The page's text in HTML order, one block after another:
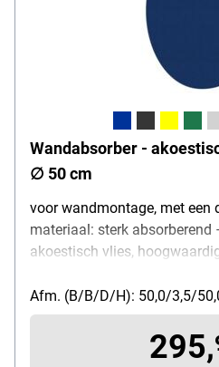
Wandabsorber -
∅ 50 cm
voor wandmontage, met een
materiaal: sterk absorberend
akoestisch vlies,
Afm. (B/B/D/H): 50,0/3,5/
295,